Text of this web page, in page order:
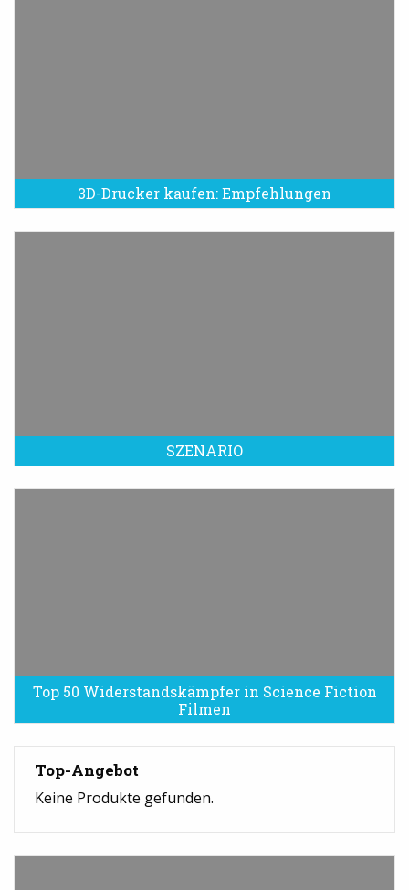
3D-Drucker kaufen: Empfehlungen
SZENARIO
Top 50 Widerstandskämpfer in Science Fiction
Filmen
Top-Angebot
Keine Produkte gefunden.